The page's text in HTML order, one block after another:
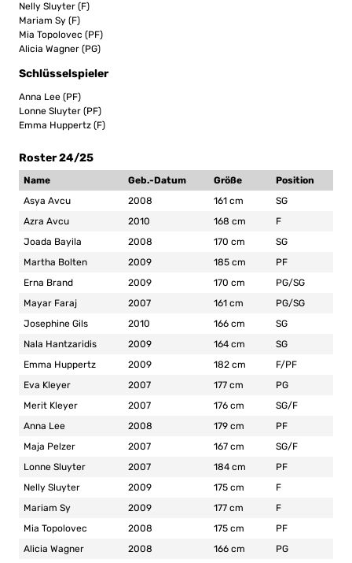
Nelly Sluyter (F)
Mariam Sy (F)
Mia Topolovec (PF)
Alicia Wagner (PG)
Schlüsselspieler
Anna Lee (PF)
Lonne Sluyter (PF)
Emma Huppertz (F)
Roster 24/25
Name Geb.-Datum Größe
Position
Asya Avcu
2008 161 cm
SG
Azra Avcu
2010 168 cm
F
Joada Bayila
2008 170 cm
SG
Martha Bolten
2009 185 cm
PF
Erna Brand
2009 170 cm
PG/SG
Mayar Faraj
2007 161 cm
PG/SG
Josephine Gils
2010 166 cm
SG
Nala Hantzaridis
2009 164 cm
SG
Emma Huppertz
2009 182 cm
F/PF
Eva Kleyer
2007 177 cm
PG
Merit Kleyer
2007 176 cm
SG/F
Anna Lee
2008 179 cm
PF
Maja Pelzer
2007 167 cm
SG/F
Lonne Sluyter
2007 184 cm
PF
Nelly Sluyter
2009 175 cm
F
Mariam Sy
2009 177 cm
F
Mia Topolovec
2008 175 cm
PF
Alicia Wagner
2008 166 cm
PG